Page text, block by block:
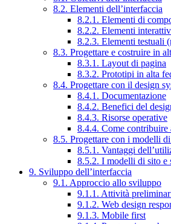
8.2. Elementi dell’interfaccia
8.2.1. Elementi di
8.2.2. Elementi
8.2.3. Elementi testuali
8.3. Progettare e costruire in
8.3.1. Layout di pagina
8.3.2. Prototipi in alta
8.4. Progettare con il design
8.4.1. Documentazione
8.4.2. Benefici del
8.4.3. Risorse operative
8.4.4. Come contribuire
8.5. Progettare con i modelli
8.5.1. Vantaggi
8.5.2. I modelli di sito e
9. Sviluppo dell’interfaccia
9.1. Approccio allo sviluppo
9.1.1. Attività
9.1.2. Web design
9.1.3. Mobile first